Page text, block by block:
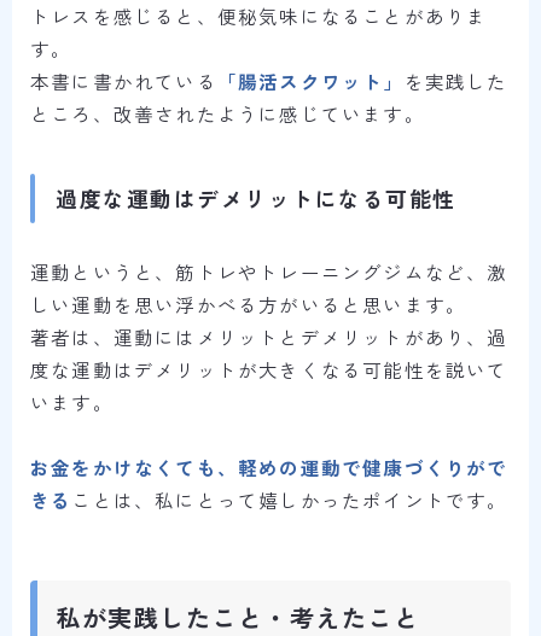
トレスを感じると、便秘気味になることがありま
す。
本書に書かれている
「腸活スクワット」
を実践した
ところ、改善されたように感じています。
過度な運動はデメリットになる可能性
運動というと、筋トレやトレーニングジムなど、激
しい運動を思い浮かべる方がいると思います。
著者は、運動にはメリットとデメリットがあり、過
度な運動はデメリットが大きくなる可能性を説いて
います。
お金をかけなくても、軽めの運動で健康づくりがで
きる ことは、私にとって嬉しかったポイントです。
私が実践したこと・考えたこと